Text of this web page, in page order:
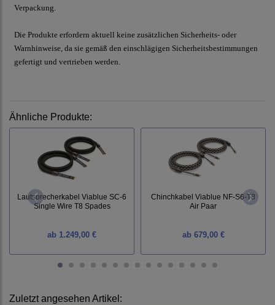
Verpackung.
Die Produkte erfordern aktuell keine zusätzlichen Sicherheits- oder
Warnhinweise, da sie gemäß den einschlägigen Sicherheitsbestimmungen
gefertigt und vertrieben werden.
Ähnliche Produkte:
Lautsprecherkabel Viablue SC-6
Single Wire T8 Spades
ab 1.249,00 €
Chinchkabel Viablue NF-S6-T8
Air Paar
ab679,00 €
Zuletzt angesehen Artikel: